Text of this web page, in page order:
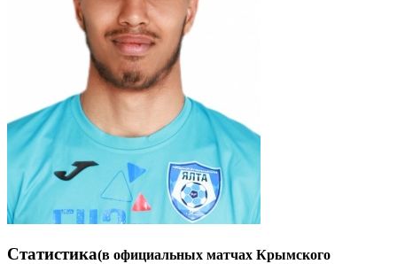
Статистика(в официальных матчах Крымского